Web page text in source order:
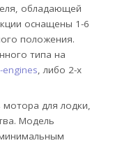
обладающей
оснащены 1-6
положения.
типа на
, либо 2-х
мотора для лодки,
Модель